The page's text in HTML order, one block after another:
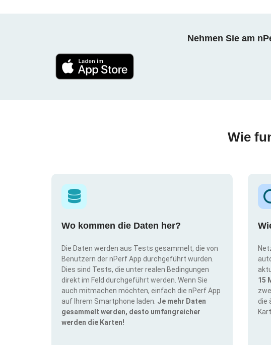
Nehmen Sie am
Wie
Wo kommen die Daten her?
Die Daten werden aus Tests gesammelt, die von
Benutzern der nPerf App durchgeführt wurden.
Dies sind Tests, die unter realen Bedingungen
direkt im Feld durchgeführt werden. Wenn Sie
auch mitmachen möchten, einfach die nPerf App
auf Ihrem Smartphone laden. Je mehr Daten
gesammelt werden, desto umfangreicher
werden die Karten!
15
die